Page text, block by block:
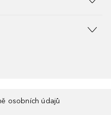
osobních údajů